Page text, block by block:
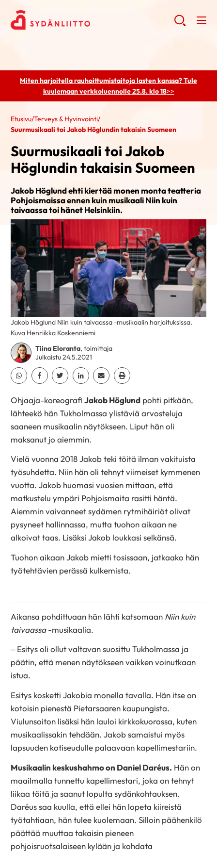
Miten harjoitella rauhoittumistaitoja lasten kanssa? Tule
kuulemaanverkkoluennolle 25.8. klo 18>>
Etusivu/Terveys & Hyvinvointi/
Suurmusikaali toi Jakob Höglundin takaisin Suomeen
Suurmusikaali toi Jakob
Höglundin takaisin Suomeen
Jakob Höglund ehti kiertää monen monta teatteria
Pohjoismaissa ennen kuin musikaali Niin kuin
taivaassa toi hänet Helsinkiin.
Tiina Eloranta, toimittaja
Julkaistu 24.5.2021
Jaa Whatsapp
Jaa Facebook
Jaa TwitterJaa Linkedin
Jaa EmailJaa Print
Jakob Höglund Niin kuin taivaassa -musikaalin harjoituksissa.
Kuva Henriikka Koskenniemi
Ohjaaja-koreografiJakob Höglund pohti pitkään,
lähteekö hän Tukholmassa ylistäviä arvosteluja
saaneen musikaalin näytökseen. Liput hän oli
maksanut jo aiemmin.
Vielä vuonna 2018 Jakob teki töitä ilman vakituista
työsuhdetta. Niin hän oli tehnyt viimeiset kymmenen
vuotta. Jakob huomasi vuosien mittaan, että
matkustelu ympäri Pohjoismaita rasitti häntä.
Aiemmin vaivanneet sydämen rytmihäiriöt olivat
pysyneet hallinnassa, mutta tuohon aikaan ne
alkoivat taas. Lisäksi Jakob loukkasi selkänsä.
Tuohon aikaan Jakob mietti tosissaan, jatkaako hän
työtehtävien perässä kulkemista.
Aikansa pohdittuaan hän lähti katsomaan Niin kuin
taivaassa-musikaalia.
– Esitys oli ollut valtavan suosittu Tukholmassa ja
päätin, että menen näytökseen vaikken voinutkaan
istua.
Esitys kosketti Jakobia monella tavalla. Hän itse on
kotoisin pienestä Pietarsaaren kaupungista.
Viulunsoiton lisäksi hän lauloi kirkkokuorossa, kuten
musikaalissakin tehdään. Jakob samaistui myös
lapsuuden kotiseudulle palaavaan kapellimestariin.
Musikaalin keskushahmo on Daniel Daréus. Hän on
maailmalla tunnettu kapellimestari, joka on tehnyt
liikaa töitä ja saanut lopulta sydänkohtauksen.
Daréus saa kuulla, että ellei hän lopeta kiireistä
työtahtiaan, hän tulee kuolemaan. Silloin päähenkilö
päättää muuttaa takaisin pieneen
pohjoisruotsalaiseen kylään ja kohdata